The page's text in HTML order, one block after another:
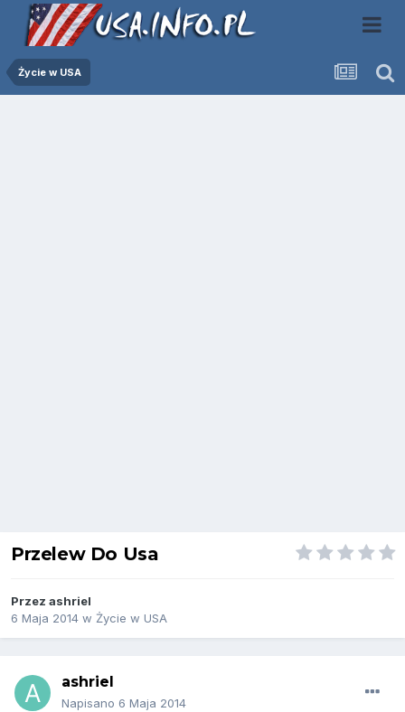
Życie w USA
Przelew Do Usa
Przez ashriel
6 Maja 2014 w Życie w USA
ashriel
Napisano 6 Maja 2014